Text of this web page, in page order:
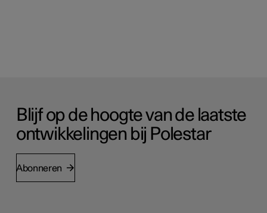
Blijf op de hoogte van de laatste
ontwikkelingen bij Polestar
Abonneren